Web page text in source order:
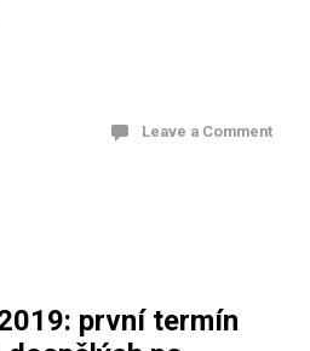
Leave a Comment
první termín